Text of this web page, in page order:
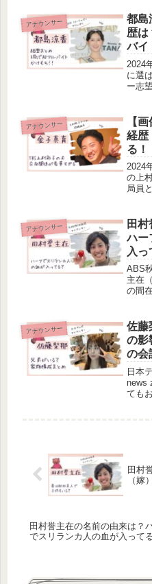
本当
頃の
でイ...
アナウンサー
都島
歴は
バイ
2024
に選
ー志
た。
涼香
アナウンサー
【
経歴
る！
2024
の上
局員
彩子
ィー
い家
知り
アナウンサー
田
ハー
入っ
ABS
主在
の間
りま
の名
アナウンサー
佐藤
の影
の会
日本
news
ても
田村
（嫁
田村誉主在の名前の由来は？
でスリランカ人の血が入って